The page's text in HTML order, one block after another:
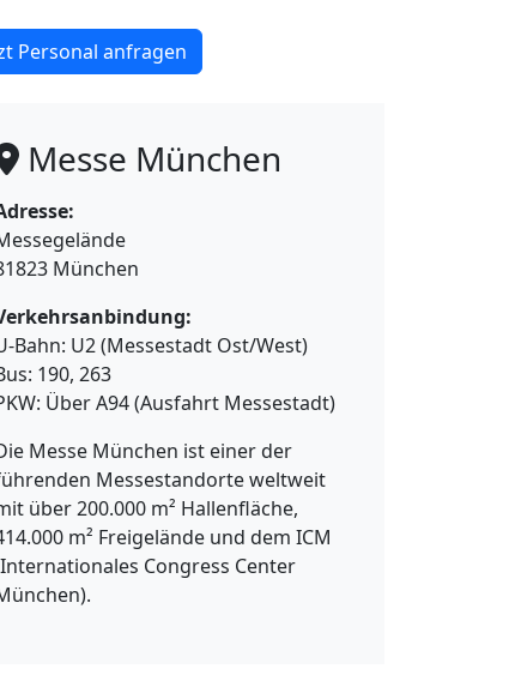
Personal anfragen
Messe München
München
Bahn: U2 (Messestadt Ost/West)
190, 263
Über A94 (Ausfahrt Messestadt)
Messe München ist einer der
Messestandorte weltweit
über 200.000 m² Hallenfläche,
m² Freigelände und dem ICM
Congress Center